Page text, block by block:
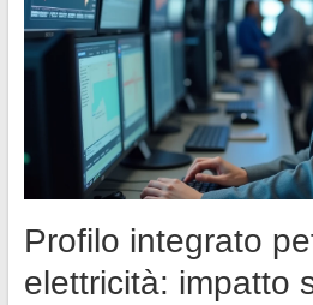
Profilo integrato
elettricità: impatto